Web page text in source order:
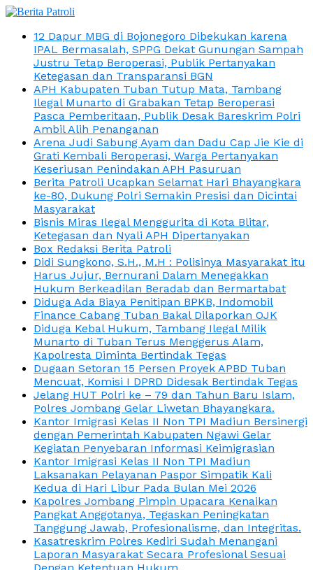
12 Dapur MBG di Bojonegoro Dibekukan karena
IPAL Bermasalah, SPPG Dekat Gunungan Sampah
Justru Tetap Beroperasi, Publik Pertanyakan
Ketegasan dan Transparansi BGN
APH Kabupaten Tuban Tutup Mata, Tambang
Ilegal Munarto di Grabakan Tetap Beroperasi
Pasca Pemberitaan, Publik Desak Bareskrim Polri
Ambil Alih Penanganan
Arena Judi Sabung Ayam dan Dadu Cap Jie Kie di
Grati Kembali Beroperasi, Warga Pertanyakan
Keseriusan Penindakan APH Pasuruan
Berita Patroli Ucapkan Selamat Hari Bhayangkara
ke-80, Dukung Polri Semakin Presisi dan Dicintai
Masyarakat
Bisnis Miras Ilegal Menggurita di Kota Blitar,
Ketegasan dan Nyali APH Dipertanyakan
Box Redaksi Berita Patroli
Didi Sungkono, S.H., M.H : Polisinya Masyarakat itu
Harus Jujur, Bernurani Dalam Menegakkan
Hukum Berkeadilan Beradab dan Bermartabat
Diduga Ada Biaya Penitipan BPKB, Indomobil
Finance Cabang Tuban Bakal Dilaporkan OJK
Diduga Kebal Hukum, Tambang Ilegal Milik
Munarto di Tuban Terus Menggerus Alam,
Kapolresta Diminta Bertindak Tegas
Dugaan Setoran 15 Persen Proyek APBD Tuban
Mencuat, Komisi I DPRD Didesak Bertindak Tegas
Jelang HUT Polri ke – 79 dan Tahun Baru Islam,
Polres Jombang Gelar Liwetan Bhayangkara.
Kantor Imigrasi Kelas II Non TPI Madiun Bersinergi
dengan Pemerintah Kabupaten Ngawi Gelar
Kegiatan Penyebaran Informasi Keimigrasian
Kantor Imigrasi Kelas II Non TPI Madiun
Laksanakan Pelayanan Paspor Simpatik Kali
Kedua di Hari Libur Pada Bulan Mei 2026
Kapolres Jombang Pimpin Upacara Kenaikan
Pangkat Anggotanya, Tegaskan Peningkatan
Tanggung Jawab, Profesionalisme, dan Integritas.
Kasatreskrim Polres Kediri Sudah Menangani
Laporan Masyarakat Secara Profesional Sesuai